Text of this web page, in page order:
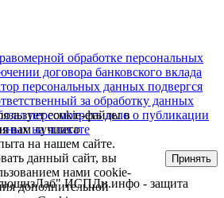
обработке персональных
договора банковского вклада
персональных данных подвергся
за обработку данных
пересмотреть дело о публикации
на плакате
ИСПДн.инфо - защита
cookie-файлы в
вам лучшего
на нашем сайте.
данный сайт, вы
нами cookie-
дополнительной
Принять